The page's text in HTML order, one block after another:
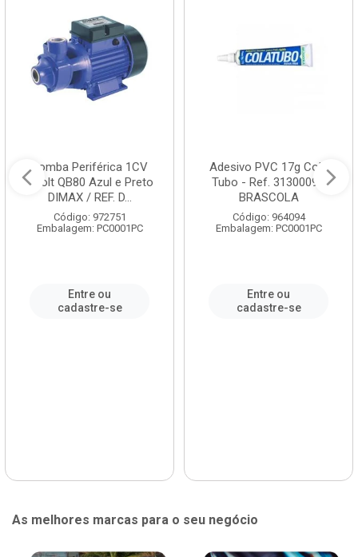
Bomba Periférica 1CV
Bivolt QB80 Azul e Preto
DIMAX / REF. D...
Código: 972751
Embalagem: PC0001PC
Entre ou
cadastre-se
Adesivo PVC 17g Cola
Tubo - Ref. 3130009 -
BRASCOLA
Código: 964094
Embalagem: PC0001PC
Entre ou
cadastre-se
As melhores marcas para o seu negócio